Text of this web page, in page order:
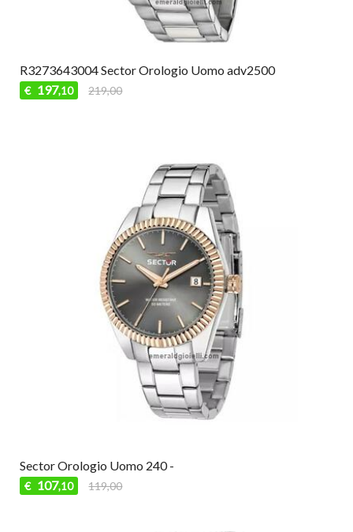
R3273643004 Sector Orologio Uomo adv2500
€ 197,10 219,00
Sector Orologio Uomo 240 -
€ 107,10 119,00